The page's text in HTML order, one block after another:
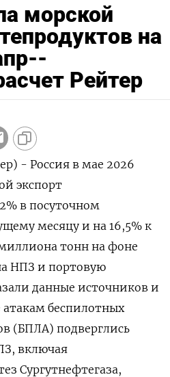
морской
на
Рейтер
- Россия в мае 2026
экспорт
в посуточном
месяцу и на 16,5% к
тонн на фоне
НПЗ и портовую
данные источников и
атакам беспилотных
(БПЛА) подверглись
​включая
Сургутнефтегаза,